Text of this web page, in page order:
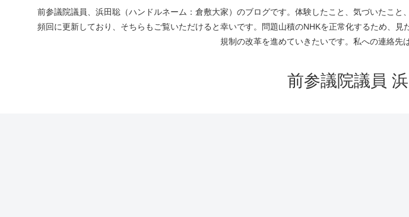
前参議院議員、浜田聡（ハンドルネーム：倉敷大家）のブログです。体験したこと、気づいたこ
頻回に更新しており、そちらもご覧いただけると幸いです。問題山積のNHKを正常化するため、
規制の改革を進めていきたいです。私への連絡
前参議院議員